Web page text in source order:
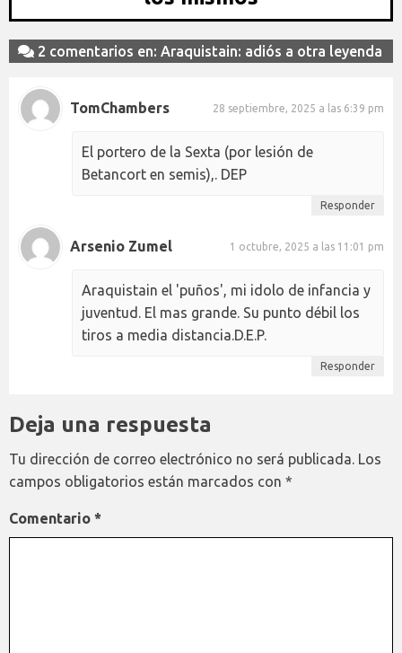
2 comentarios en: Araquistain: adiós a otra leyenda
TomChambers 28 septiembre, 2025 a las 6:39 pm
El portero de la Sexta (por lesión de
Betancort en semis),. DEP
Responder
Arsenio Zumel 1 octubre, 2025 a las 11:01 pm
Araquistain el 'puños', mi idolo de infancia y
juventud. El mas grande. Su punto débil los
tiros a media distancia.D.E.P.
Responder
Deja una respuesta
Tu dirección de correo electrónico no será publicada. Los
campos obligatorios están marcados con *
Comentario *